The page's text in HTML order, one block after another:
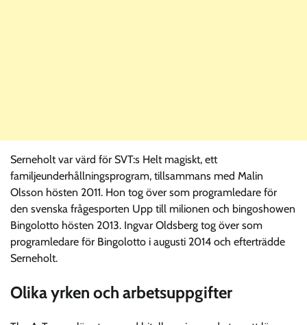
Serneholt var värd för SVT:s Helt magiskt, ett
familjeunderhållningsprogram, tillsammans med Malin
Olsson hösten 2011. Hon tog över som programledare för
den svenska frågesporten Upp till milionen och bingoshowen
Bingolotto hösten 2013. Ingvar Oldsberg tog över som
programledare för Bingolotto i augusti 2014 och efterträdde
Serneholt.
Olika yrken och arbetsuppgifter